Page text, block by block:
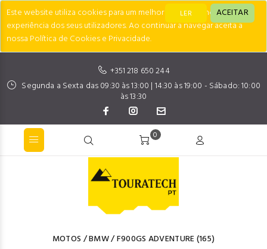
Este website utiliza cookies para um melhor desempenho e
experiência dos seus utilizadores. Ao continuar a navegar aceita a
nossa Política de Cookies e Privacidade.
LER ACEITAR
+351 218 650 244
Segunda a Sexta das 09:30 às 13:00 | 14:30 às 19:00 - Sábado: 10:00
às 13:30
0
MOTOS /BMW/F900GS ADVENTURE(165)